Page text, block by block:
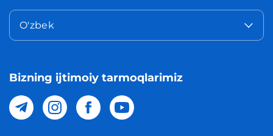
O'zbek
Bizning ijtimoiy tarmoqlarimiz